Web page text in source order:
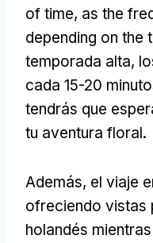
of time, as the
depending on the
temporada alta,
cada 15-20
tendrás que
tu aventura floral.
Además, el viaje
ofreciendo vistas
holandés